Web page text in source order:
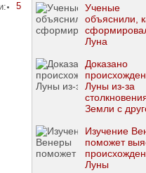
5
Ученые
объяснили,
Луна
Доказано
Луны из-за
Земли с
Изучение
поможет
Луны